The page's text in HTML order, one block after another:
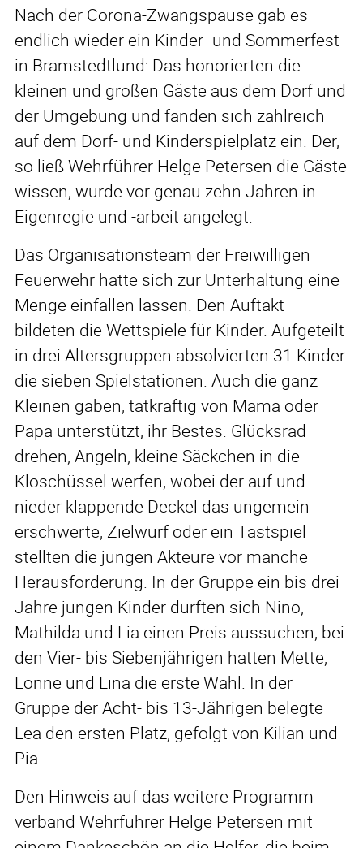
Nach der Corona-Zwangspause gab es
endlich wieder ein Kinder- und Sommerfest
in Bramstedtlund: Das honorierten die
kleinen und großen Gäste aus dem Dorf und
der Umgebung und fanden sich zahlreich
auf dem Dorf- und Kinderspielplatz ein. Der,
so ließ Wehrführer Helge Petersen die Gäste
wissen, wurde vor genau zehn Jahren in
Eigenregie und -arbeit angelegt.
Das Organisationsteam der Freiwilligen
Feuerwehr hatte sich zur Unterhaltung eine
Menge einfallen lassen. Den Auftakt
bildeten die Wettspiele für Kinder. Aufgeteilt
in drei Altersgruppen absolvierten 31 Kinder
die sieben Spielstationen. Auch die ganz
Kleinen gaben, tatkräftig von Mama oder
Papa unterstützt, ihr Bestes. Glücksrad
drehen, Angeln, kleine Säckchen in die
Kloschüssel werfen, wobei der auf und
nieder klappende Deckel das ungemein
erschwerte, Zielwurf oder ein Tastspiel
stellten die jungen Akteure vor manche
Herausforderung. In der Gruppe ein bis drei
Jahre jungen Kinder durften sich Nino,
Mathilda und Lia einen Preis aussuchen, bei
den Vier- bis Siebenjährigen hatten Mette,
Lönne und Lina die erste Wahl. In der
Gruppe der Acht- bis 13-Jährigen belegte
Lea den ersten Platz, gefolgt von Kilian und
Pia.
Den Hinweis auf das weitere Programm
verband Wehrführer Helge Petersen mit